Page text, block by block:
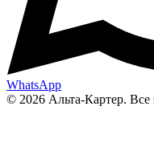
WhatsApp
© 2026 Альта-Картер.